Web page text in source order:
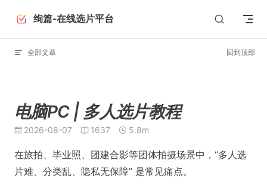
Skip to content
绚篇-在线选片平台
全部文章 回到顶部
电脑PC | 多人选片教程
2026-08-07 1637 5.8m
在旅拍、毕业照、团建合影等团体拍摄场景中，“多人选
片难、分类乱、隐私无保障” 是常见痛点。